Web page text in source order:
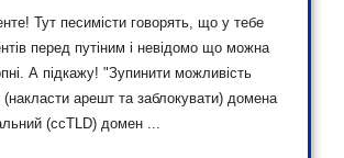
Тут песимісти говорять, що у тебе
перед путіним і невідомо що можна
А підкажу! "Зупинити можливість
(накласти арешт та заблокувати) домена
(ccTLD) домен ...